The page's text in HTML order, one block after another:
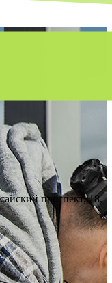
проспект, 18,